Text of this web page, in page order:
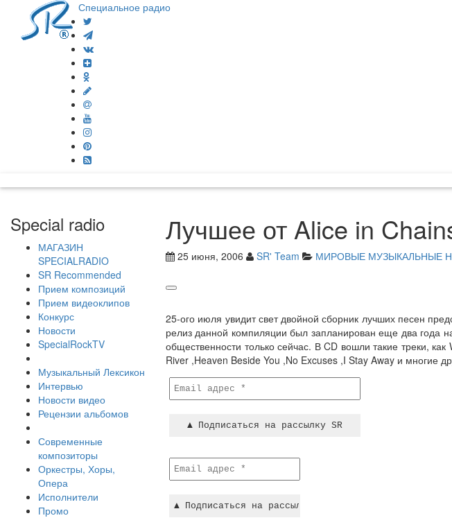
Специальное радио
Special radio
МАГАЗИН
SPECIALRADIO
SR Recommended
Прием композиций
Прием видеоклипов
Конкурс
Новости
SpecialRockTV
Музыкальный Лексикон
Интервью
Новости видео
Рецензии альбомов
Современные
композиторы
Оркестры, Хоры,
Опера
Исполнители
Промо
Лучшее от Alice in
25 июня, 2006 SR' Team МИРОВЫЕ МУЗЫКАЛЬНЫЕ
25-ого июля увидит свет двойной сборник лучших песен
релиз данной компиляции был запланирован еще два года
общественности только сейчас. В CD вошли такие треки,
River ,Heaven Beside You ,No Excuses ,I Stay Away и многие